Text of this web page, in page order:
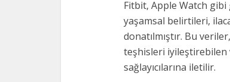
Fitbit, Apple Watch
yaşamsal belirtileri,
donatılmıştır. Bu
teşhisleri iyileştirebilen
sağlayıcılarına iletilir.